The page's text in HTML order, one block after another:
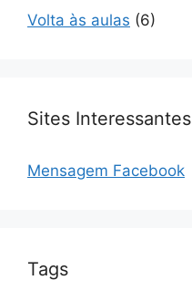
Volta às aulas (6)
Sites Interessantes
Mensagem Facebook
Tags